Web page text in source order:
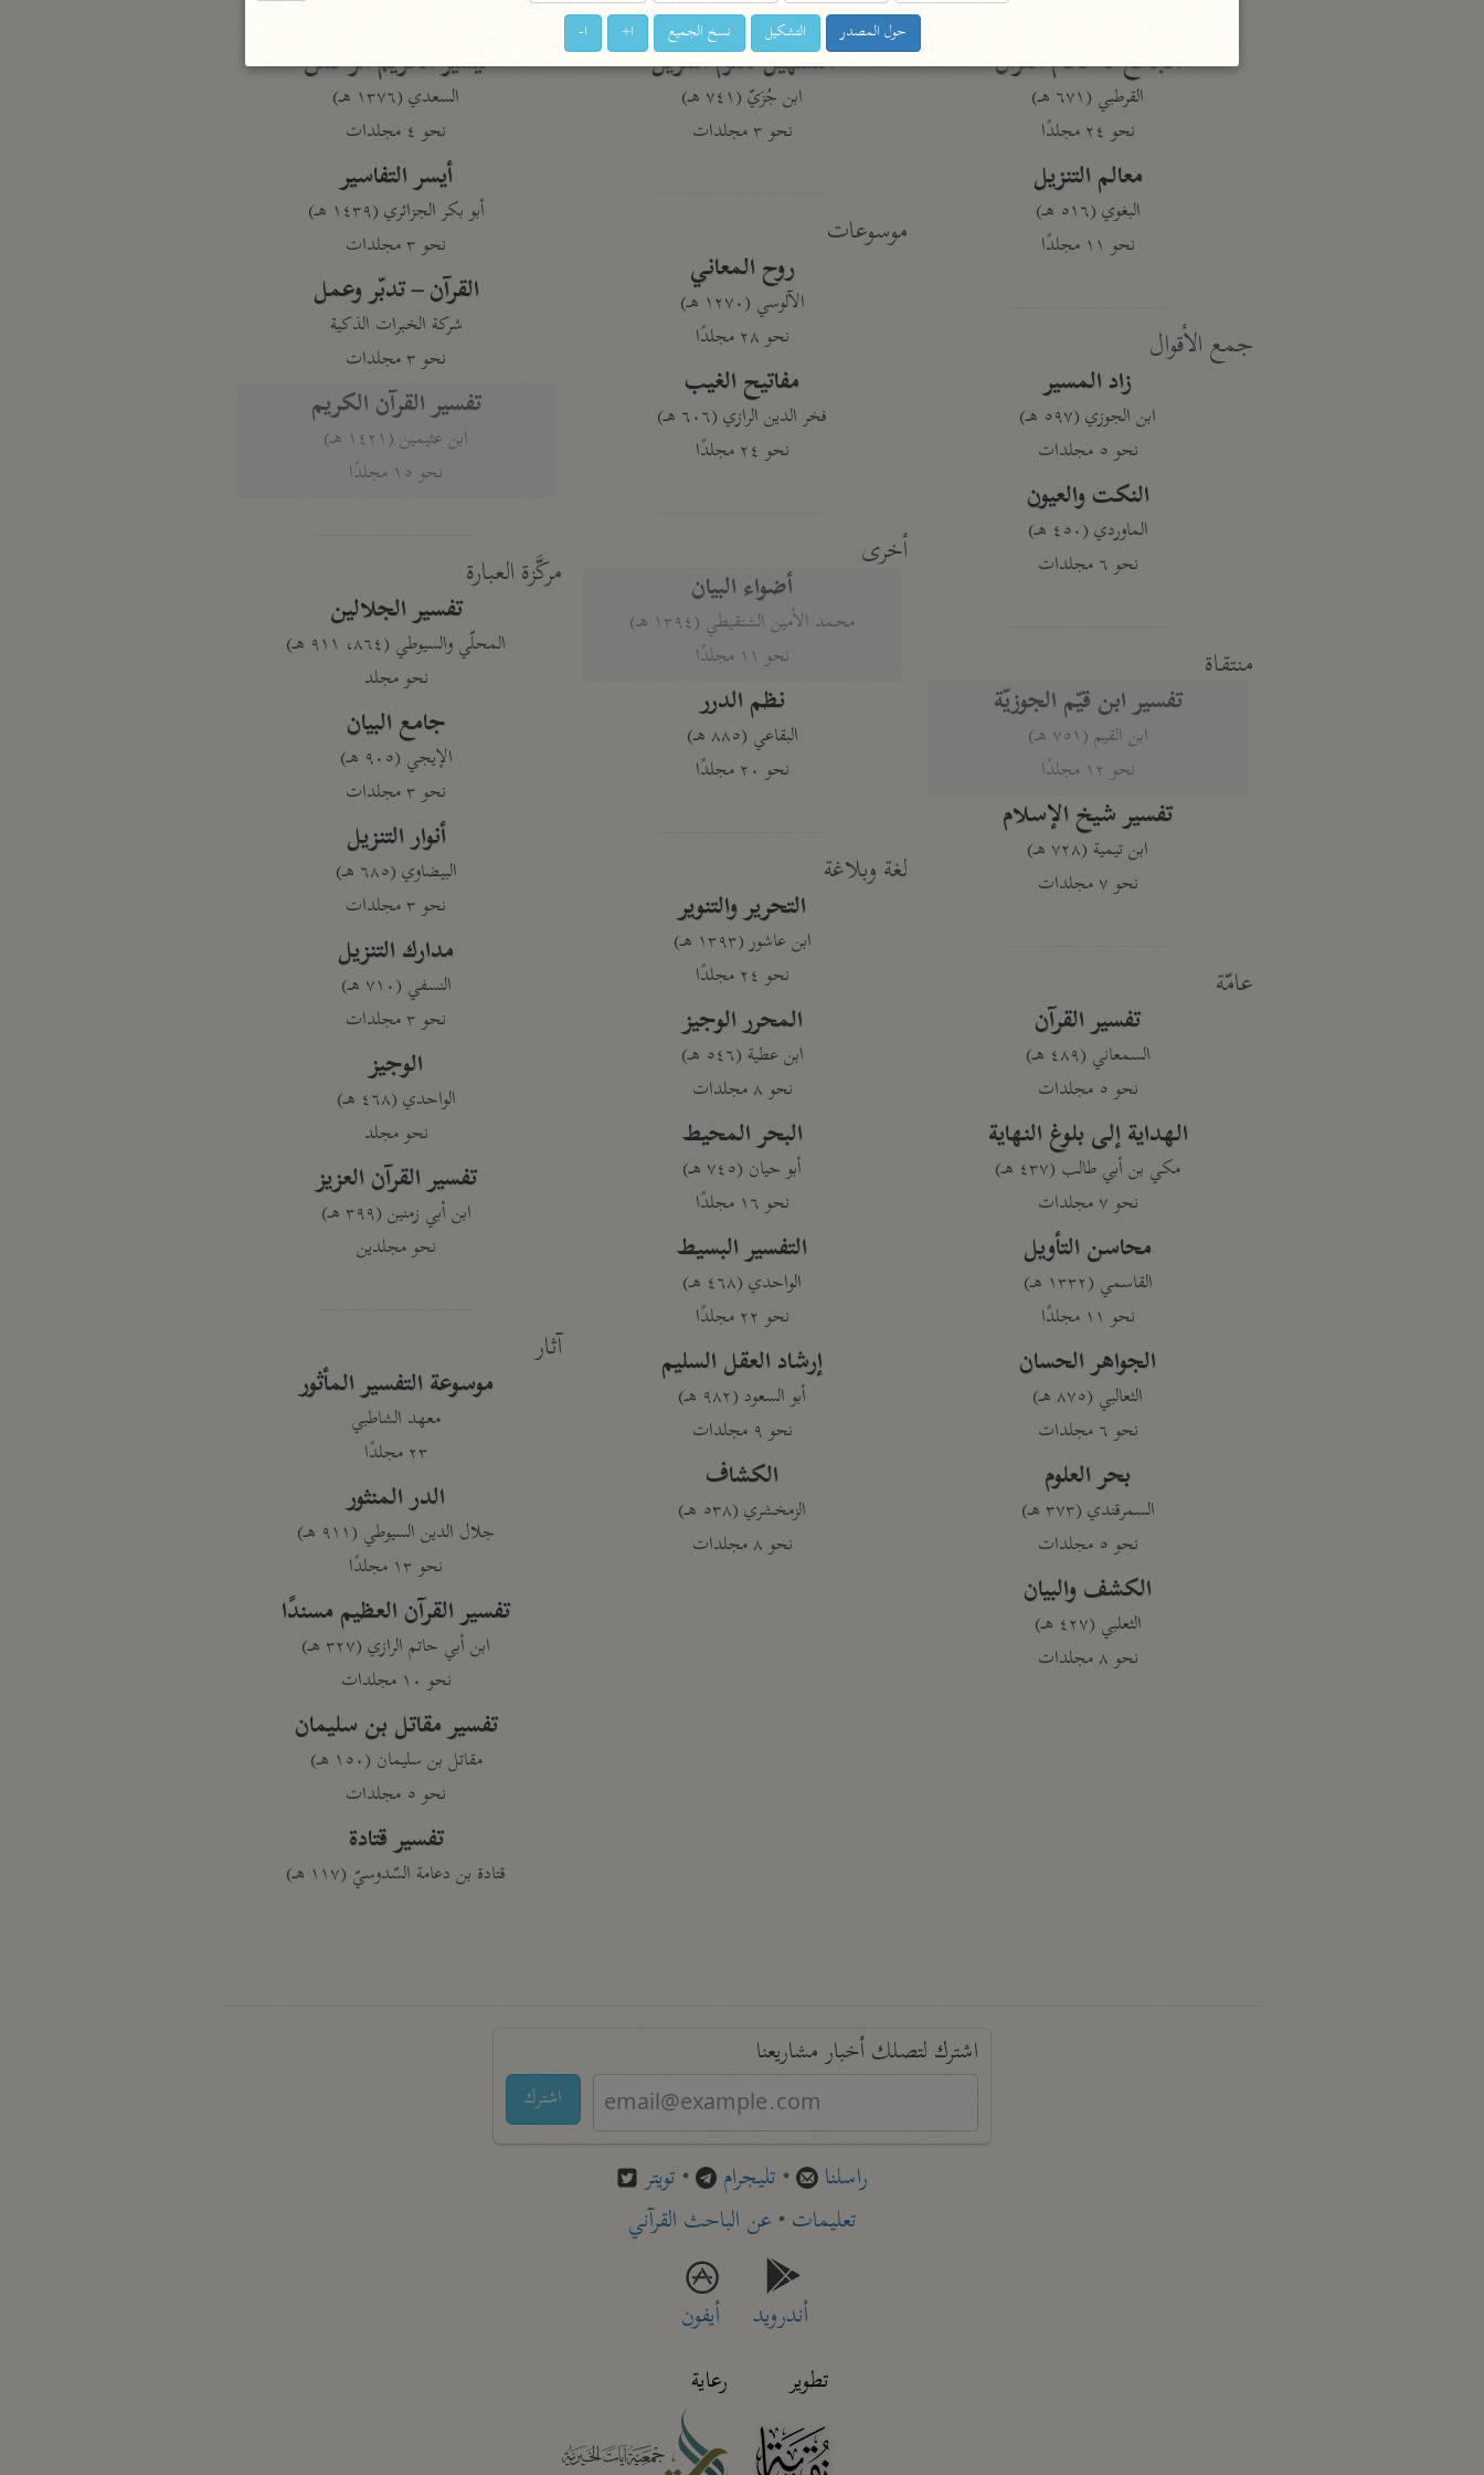
الجامع لأحكام القرآن
القرطبي (٦٧١ هـ)
نحو ٢٤ مجلدًا
معالم التنزيل
البغوي (٥١٦ هـ)
نحو ١١ مجلدًا
جمع الأقوال
زاد المسير
ابن الجوزي (٥٩٧ هـ)
نحو ٥ مجلدات
النكت والعيون
الماوردي (٤٥٠ هـ)
نحو ٦ مجلدات
منتقاة
تفسير ابن قيّم الجوزيّة
ابن القيم (٧٥١ هـ)
نحو ١٢ مجلدًا
تفسير شيخ الإسلام
ابن تيمية (٧٢٨ هـ)
نحو ٧ مجلدات
عامّة
تفسير القرآن
السمعاني (٤٨٩ هـ)
نحو ٥ مجلدات
الهداية إلى بلوغ النهاية
مكي بن أبي طالب (٤٣٧ هـ)
نحو ٧ مجلدات
محاسن التأويل
القاسمي (١٣٣٢ هـ)
نحو ١١ مجلدًا
الجواهر الحسان
الثعالبي (٨٧٥ هـ)
نحو ٦ مجلدات
بحر العلوم
السمرقندي (٣٧٣ هـ)
نحو ٥ مجلدات
الكشف والبيان
الثعلبي (٤٢٧ هـ)
نحو ٨ مجلدات
نحو ١١ مجلدًا
التسهيل لعلوم التنزيل
ابن جُزَيّ (٧٤١ هـ)
نحو ٣ مجلدات
موسوعات
روح المعاني
الآلوسي (١٢٧٠ هـ)
نحو ٢٨ مجلدًا
مفاتيح الغيب
فخر الدين الرازي (٦٠٦ هـ)
نحو ٢٤ مجلدًا
أخرى
أضواء البيان
محمد الأمين الشنقيطي (١٣٩٤ هـ)
نحو ١١ مجلدًا
نظم الدرر
البقاعي (٨٨٥ هـ)
نحو ٢٠ مجلدًا
لغة وبلاغة
التحرير والتنوير
ابن عاشور (١٣٩٣ هـ)
نحو ٢٤ مجلدًا
المحرر الوجيز
ابن عطية (٥٤٦ هـ)
نحو ٨ مجلدات
البحر المحيط
أبو حيان (٧٤٥ هـ)
نحو ١٦ مجلدًا
التفسير البسيط
الواحدي (٤٦٨ هـ)
نحو ٢٢ مجلدًا
إرشاد العقل السليم
أبو السعود (٩٨٢ هـ)
نحو ٩ مجلدات
الكشاف
الزمخشري (٥٣٨ هـ)
نحو ٨ مجلدات
تيسير الكريم الرحمن
السعدي (١٣٧٦ هـ)
نحو ٤ مجلدات
أيسر التفاسير
أبو بكر الجزائري (١٤٣٩ هـ)
نحو ٣ مجلدات
القرآن – تدبّر وعمل
شركة الخبرات الذكية
نحو ٣ مجلدات
تفسير القرآن الكريم
ابن عثيمين (١٤٢١ هـ)
نحو ١٥ مجلدًا
مركَّزة العبارة
تفسير الجلالين
المحلّي والسيوطي (٨٦٤، ٩١١ هـ)
نحو مجلد
جامع البيان
الإيجي (٩٠٥ هـ)
نحو ٣ مجلدات
أنوار التنزيل
البيضاوي (٦٨٥ هـ)
نحو ٣ مجلدات
مدارك التنزيل
النسفي (٧١٠ هـ)
نحو ٣ مجلدات
الوجيز
الواحدي (٤٦٨ هـ)
نحو مجلد
تفسير القرآن العزيز
ابن أبي زمنين (٣٩٩ هـ)
نحو مجلدين
آثار
موسوعة التفسير المأثور
معهد الشاطبي
٢٣ مجلدًا
الدر المنثور
جلال الدين السيوطي (٩١١ هـ)
نحو ١٣ مجلدًا
تفسير القرآن العظيم مسندًا
ابن أبي حاتم الرازي (٣٢٧ هـ)
نحو ١٠ مجلدات
تفسير مقاتل بن سليمان
مقاتل بن سليمان (١٥٠ هـ)
نحو ٥ مجلدات
تفسير قتادة
قتادة بن دعامة السّدوسيّ (١١٧ هـ)
اشترك لتصلك أخبار مشاريعنا
اشترك
راسلنا • تليجرام • تويتر
تعليمات• عن الباحث القرآني
أندرويد
أيفون
تطوير
رعاية
حول المصدر التشكيل نسخ الجميع ا+ ا-